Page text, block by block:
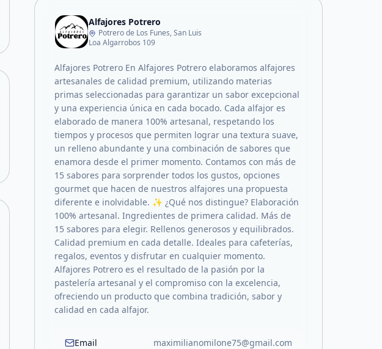
Alfajores Potrero
Potrero de Los Funes, San Luis
Loa Algarrobos 109
Alfajores Potrero En Alfajores Potrero elaboramos alfajores
artesanales de calidad premium, utilizando materias
primas seleccionadas para garantizar un sabor excepcional
y una experiencia única en cada bocado. Cada alfajor es
elaborado de manera 100% artesanal, respetando los
tiempos y procesos que permiten lograr una textura suave,
un relleno abundante y una combinación de sabores que
enamora desde el primer momento. Contamos con más de
15 sabores para sorprender todos los gustos, opciones
gourmet que hacen de nuestros alfajores una propuesta
diferente e inolvidable. ✨ ¿Qué nos distingue? Elaboración
100% artesanal. Ingredientes de primera calidad. Más de
15 sabores para elegir. Rellenos generosos y equilibrados.
Calidad premium en cada detalle. Ideales para cafeterías,
regalos, eventos y disfrutar en cualquier momento.
Alfajores Potrero es el resultado de la pasión por la
pastelería artesanal y el compromiso con la excelencia,
ofreciendo un producto que combina tradición, sabor y
calidad en cada alfajor.
Email maximilianomilone75@gmail.com